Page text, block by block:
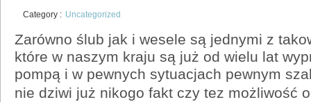
Category : Uncategorized
Zarówno ślub jak i wesele są jednymi z
które w naszym kraju są już od wielu lat
pompą i w pewnych sytuacjach pewnym
nie dziwi już nikogo fakt czy tez możliwość